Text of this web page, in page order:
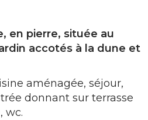
en pierre, située au
accotés à la dune et
aménagée, séjour,
donnant sur terrasse
wc.